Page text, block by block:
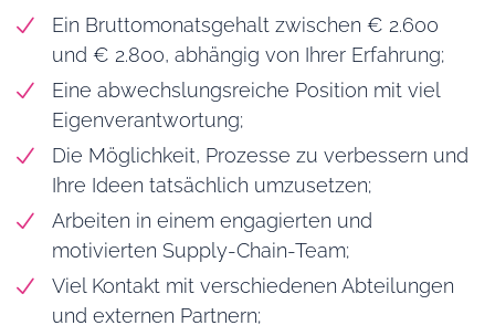
Ein Bruttomonatsgehalt zwischen € 2.600
und € 2.800, abhängig von Ihrer Erfahrung;
Eine abwechslungsreiche Position mit viel
Eigenverantwortung;
Die Möglichkeit, Prozesse zu verbessern und
Ihre Ideen tatsächlich umzusetzen;
Arbeiten in einem engagierten und
motivierten Supply-Chain-Team;
Viel Kontakt mit verschiedenen Abteilungen
und externen Partnern;